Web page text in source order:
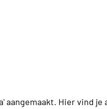
Hier vind je